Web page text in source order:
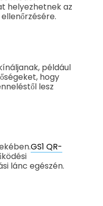
helyezhetnek az
például
hogy
lesz
GS1 QR-
lánc egészén.